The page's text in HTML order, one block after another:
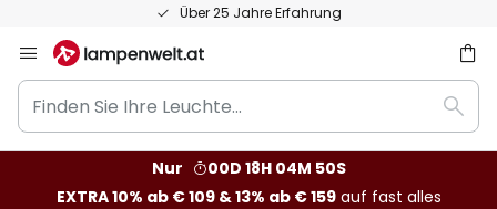
50 Tage Retoure
Inhalt
springen
Finden
Sie
Ihre
Nur
00D 18H 04M 48S
EXTRA 10% ab € 109 & 13% ab € 159auf fast alles